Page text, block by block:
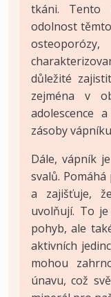
tkáni. Tento
odolnost
důležité
zejména v
adolescence
zásoby
Dále, vápník
svalů.
a zajišťuje,
uvolňují. To
pohyb, ale
aktivních
mohou
únavu, což